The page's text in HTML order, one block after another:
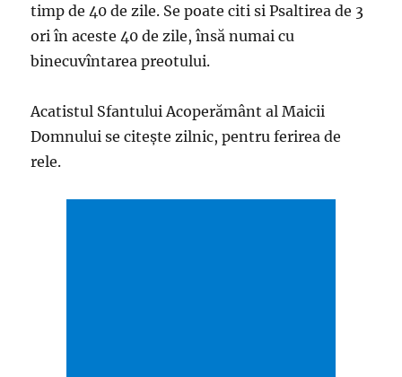
timp de 40 de zile. Se poate citi si Psaltirea de 3
ori în aceste 40 de zile, însă numai cu
binecuvîntarea preotului.
Acatistul Sfantului Acoperământ al Maicii
Domnului se citește zilnic, pentru ferirea de
rele.